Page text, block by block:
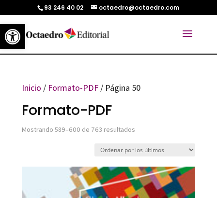
Abrir barra de herramientas
93 246 40 02 octaedro@octaedro.com
Inicio / Formato-PDF/ Página 50
Formato-PDF
Mostrando 589–600 de 763 resultadosOrdenado
últimos